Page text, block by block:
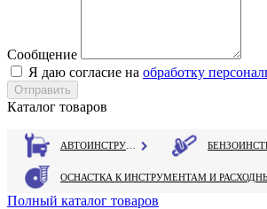
Сообщение
Я даю согласие на обработку
Каталог товаров
Полный каталог товаров